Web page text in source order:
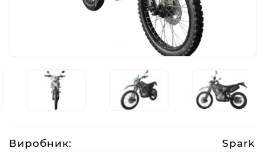
Виробник:
Spark